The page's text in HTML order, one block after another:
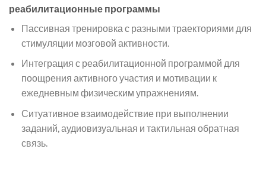
реабилитационные программы
Пассивная тренировка с разными траекториями для
стимуляции мозговой активности.
Интеграция с реабилитационной программой для
поощрения активного участия и мотивации к
ежедневным физическим упражнениям.
Ситуативное взаимодействие при выполнении
заданий, аудиовизуальная и тактильная обратная
связь.